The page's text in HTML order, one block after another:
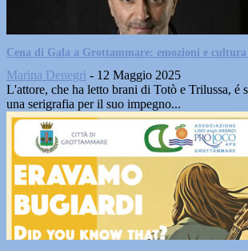
Cena di Gala a Grottammare: emozioni e
Marina Denegri - 12 Maggio 2025
L'attore, che ha letto brani di Totò e Trilussa, é
una serigrafia per il suo impegno...